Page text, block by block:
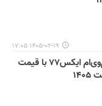
۱۴۰۵-۰۲-۱۹ ۱۷:۰۵
شروع فروش ام‌وی‌ام ایکس۷۷ با قیمت